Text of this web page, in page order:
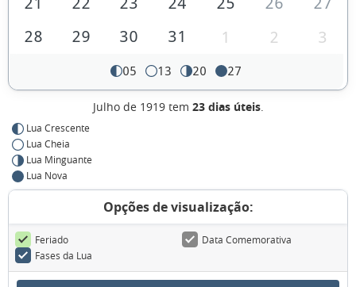
28
29 30 31 1 2 3
05 13 20 27
Julho de 1919 tem 23 dias úteis.
Lua Crescente
Lua Cheia
Lua Minguante
Lua Nova
Opções de visualização:
Feriado
Data Comemorativa
Fases da Lua